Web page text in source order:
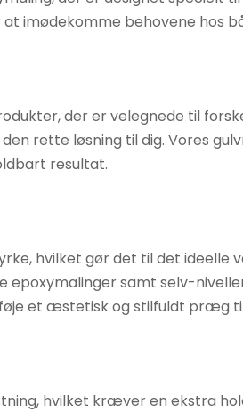
imødekomme behovene hos
der er velegnede til
rette løsning til dig. Vores
resultat.
hvilket gør det til det ideelle
samt selv-
et æstetisk og stilfuldt præg
hvilket kræver en ekstra